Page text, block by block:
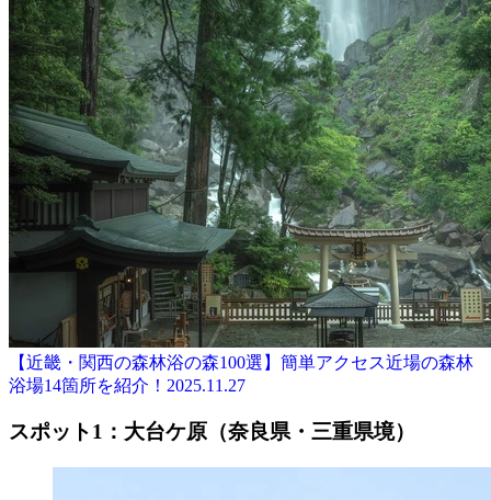
【近畿・関西の森林浴の森100選】簡単アクセス近場の森林
浴場14箇所を紹介！ 2025.11.27
スポット1：大台ケ原（奈良県・三重県境）